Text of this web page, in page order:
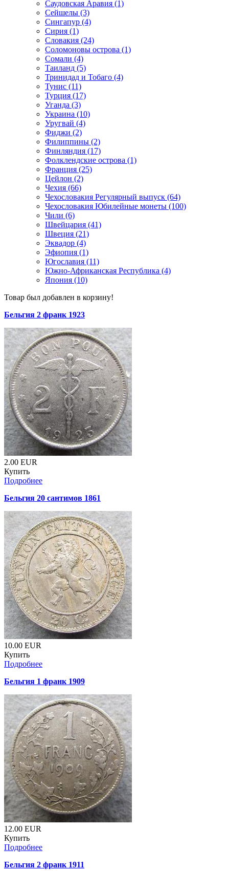
Саудовская Аравия (1)
Сейшелы (3)
Сингапур (4)
Сирия (1)
Словакия (24)
Соломоновы острова (1)
Сомали (4)
Таиланд (5)
Тринидад и Тобаго (4)
Тунис (11)
Турция (17)
Уганда (3)
Украина (10)
Уругвай (4)
Фиджи (2)
Филиппины (2)
Финляндия (17)
Фолклендские острова (1)
Франция (25)
Цейлон (2)
Чехия (66)
Чехословакия Регулярный выпуск (64)
Чехословакия Юбилейные монеты (100)
Чили (6)
Швейцария (41)
Швеция (21)
Эквадор (4)
Эфиопия (1)
Югославия (11)
Южно-Африканская Республика (4)
Япония (10)
Товар был добавлен в корзину!
Бельгия 2 франк 1923
2.00 EUR
Купить
Подробнее
Бельгия 20 сантимов 1861
10.00 EUR
Купить
Подробнее
Бельгия 1 франк 1909
12.00 EUR
Купить
Подробнее
Бельгия 2 франк 1911